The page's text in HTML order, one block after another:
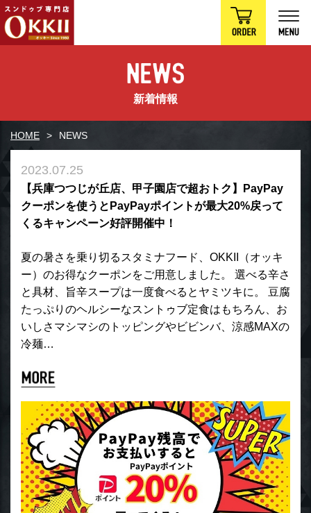
新着情報
HOME NEWS
2023.07.25
【兵庫つつじが丘店、甲子園店で超おトク】PayPay
クーポンを使うとPayPayポイントが最大20%戻って
くるキャンペーン好評開催中！
夏の暑さを乗り切るスタミナフード、OKKII（オッキ
ー）のお得なクーポンをご用意しました。 選べる辛さ
と具材、旨辛スープは一度食べるとヤミツキに。 豆腐
たっぷりのヘルシーなスントゥブ定食はもちろん、お
いしさマシマシのトッピングやビビンバ、涼感MAXの
冷麺…